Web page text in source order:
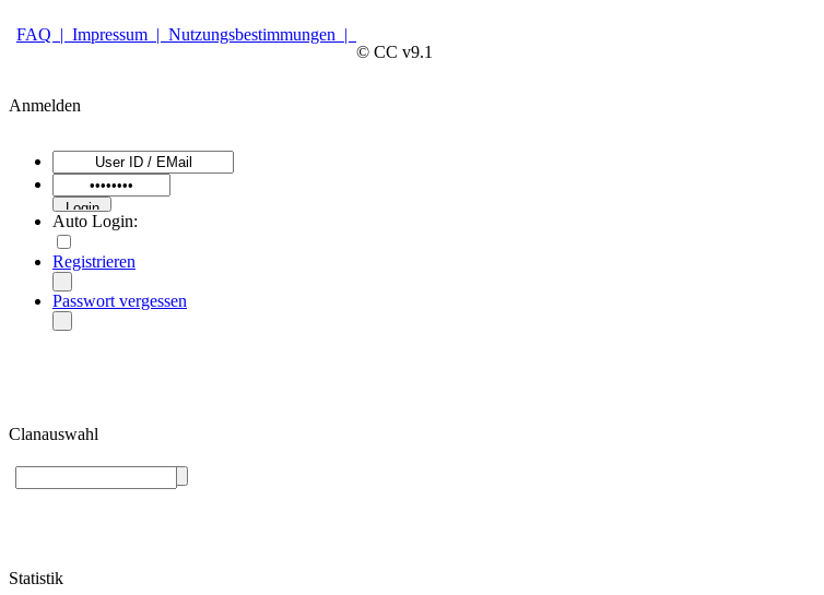
FAQ | Impressum | Nutzungsbestimmungen |
© CC v9.1
Anmelden
Auto Login:
Registrieren
Passwort vergessen
Clanauswahl
Statistik